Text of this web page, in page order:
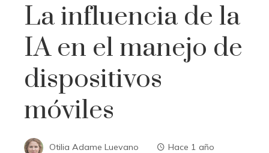
La influencia de la
IA en el manejo de
dispositivos
móviles
Otilia Adame Luevano
Hace 1 año